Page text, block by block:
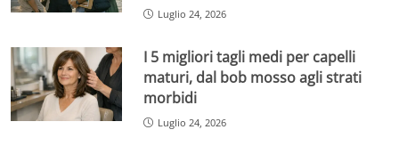
Luglio 24, 2026
I 5 migliori tagli medi per capelli
maturi, dal bob mosso agli strati
morbidi
Luglio 24, 2026